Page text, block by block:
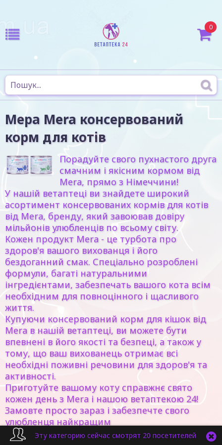
0
Мера Mera консервований
корм для котів
Порадуйте свого пухнастого друга
смачним і якісним кормом від
Mera, прямо з Німеччини!
У нашій ветаптеці ви знайдете широкий
асортимент консервованих кормів для котів
від Mera, бренду, який завоював довіру
мільйонів улюбленців по всьому світу.
Кожен продукт Mera - це турбота про
здоров'я вашого вихованця і його
бездоганний смак. Спеціально розроблені
формули, багаті натуральними
інгредієнтами, забезпечать вашого кота всім
необхідним для повноцінного і щасливого
життя.
Купуючи консервований корм для кішок від
Mera в нашій ветаптеці, ви можете бути
впевнені в його якості та безпеці, а також у
тому, що ваш вихованець отримає всі
необхідні поживні речовини для здоров'я та
активності.
Приготуйте вашому коту справжнє свято
кожен день з Mera і нашою ветаптекою 24!
Замовте просто зараз і забезпечте свого
улюбленця найкращим
Эту категорию сейчас смотрят 20 посетителей